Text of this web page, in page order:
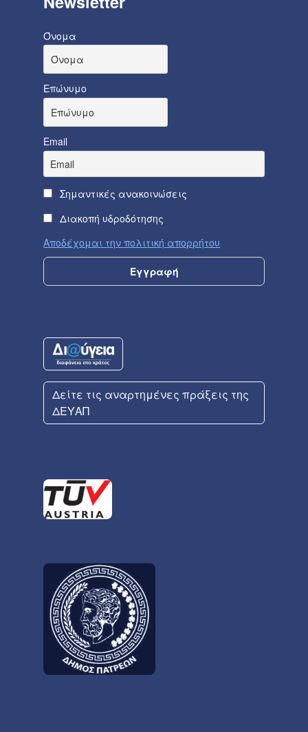
Όνομα
Επώνυμο
Email
Σημαντικές ανακοινώσεις
Διακοπή υδροδότησης
Αποδέχομαι την πολιτική απορρήτου
Δείτε τις αναρτημένες πράξεις της
ΔΕΥΑΠ